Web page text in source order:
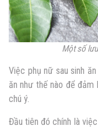
Một số
Việc phụ nữ sau sinh
ăn như thế nào để đảm
chú ý.
Đầu tiên đó chính là